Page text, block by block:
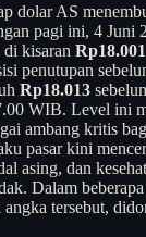
dolar AS
pagi ini, 4 Juni
di kisaran Rp18.001
penutupan
Rp18.013
WIB. Level ini
ambang kritis
pasar kini
asing, dan
Dalam
angka tersebut,